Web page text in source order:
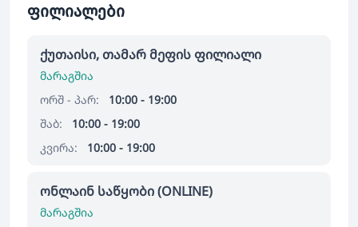
ფილიალები
ქუთაისი, თამარ მეფის ფილიალი
მარაგშია
ორშ - პარ:
10:00 - 19:00
შაბ:
10:00 - 19:00
კვირა:
10:00 - 19:00
ონლაინ საწყობი (ONLINE)
მარაგშია